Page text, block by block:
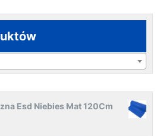
Esd Niebies Mat 120Cm